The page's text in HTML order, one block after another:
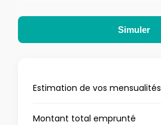
Simuler
Estimation de vos mensualités
Montant total emprunté